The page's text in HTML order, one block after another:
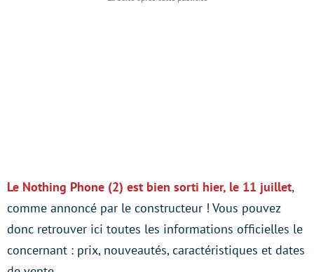
Le Nothing Phone (2) est bien sorti hier, le 11 juillet,
comme annoncé par le constructeur ! Vous pouvez
donc retrouver ici toutes les informations officielles le
concernant : prix, nouveautés, caractéristiques et dates